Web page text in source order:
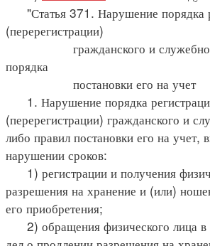
"Статья 371. Нарушение порядка
(перерегистрации)
гражданского и
порядка
постановки его на учет
1. Нарушение порядка
(перерегистрации) гражданского и
либо правил постановки его на учет,
нарушении сроков:
1) регистрации и получения
разрешения на хранение и (или)
его приобретения;
2) обращения физического лица в